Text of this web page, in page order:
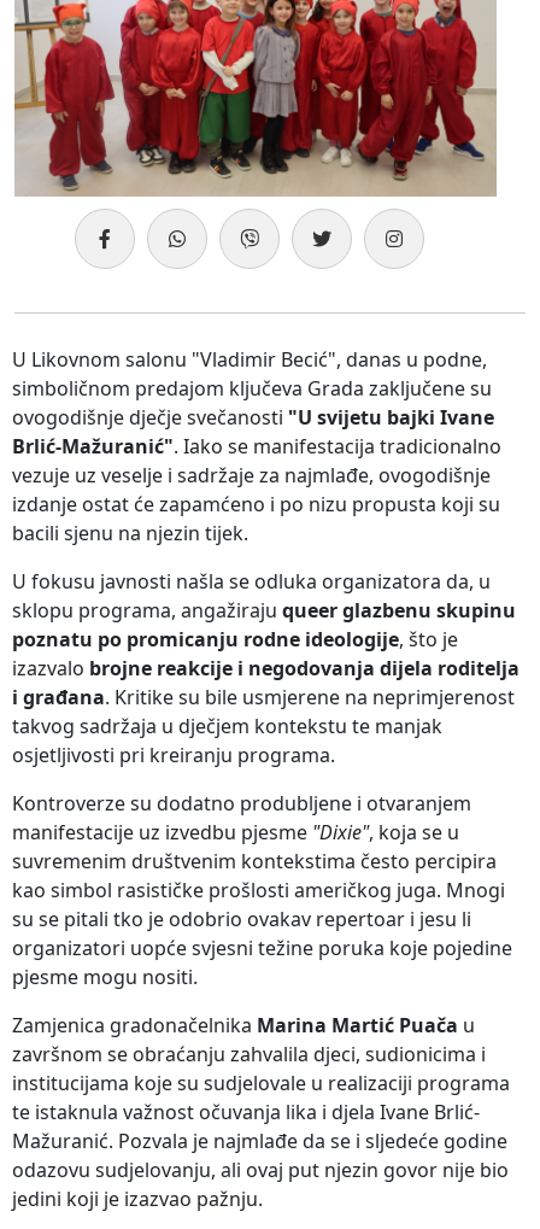
U Likovnom salonu "Vladimir Becić", danas u podne,
simboličnom predajom ključeva Grada zaključene su
ovogodišnje dječje svečanosti "U svijetu bajki Ivane
Brlić-Mažuranić". Iako se manifestacija tradicionalno
vezuje uz veselje i sadržaje za najmlađe, ovogodišnje
izdanje ostat će zapamćeno i po nizu propusta koji su
bacili sjenu na njezin tijek.
U fokusu javnosti našla se odluka organizatora da, u
sklopu programa, angažiraju queer glazbenu skupinu
poznatu po promicanju rodne ideologije, što je
izazvalo brojne reakcije i negodovanja dijela roditelja
i građana. Kritike su bile usmjerene na neprimjerenost
takvog sadržaja u dječjem kontekstu te manjak
osjetljivosti pri kreiranju programa.
Kontroverze su dodatno produbljene i otvaranjem
manifestacije uz izvedbu pjesme "Dixie", koja se u
suvremenim društvenim kontekstima često percipira
kao simbol rasističke prošlosti američkog juga. Mnogi
su se pitali tko je odobrio ovakav repertoar i jesu li
organizatori uopće svjesni težine poruka koje pojedine
pjesme mogu nositi.
Zamjenica gradonačelnika Marina Martić Puača u
završnom se obraćanju zahvalila djeci, sudionicima i
institucijama koje su sudjelovale u realizaciji programa
te istaknula važnost očuvanja lika i djela Ivane Brlić-
Mažuranić. Pozvala je najmlađe da se i sljedeće godine
odazovu sudjelovanju, ali ovaj put njezin govor nije bio
jedini koji je izazvao pažnju.